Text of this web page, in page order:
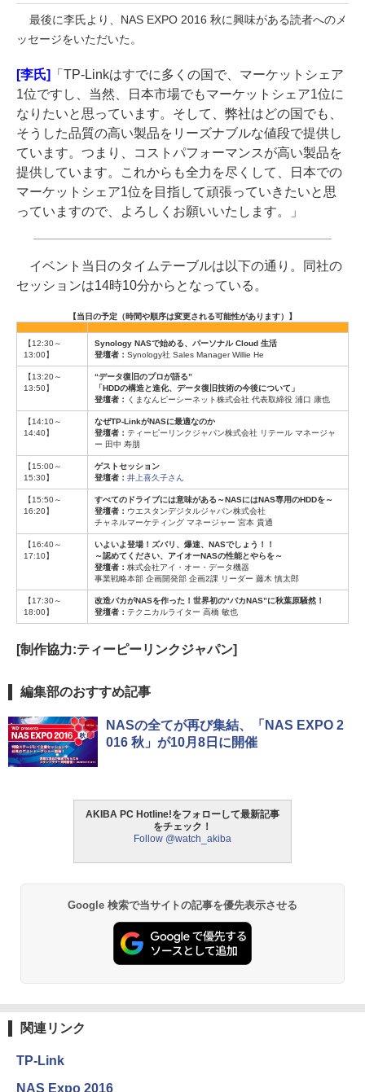
最後に李氏より、NAS EXPO 2016 秋に興味がある読者へのメ
ッセージをいただいた。
[李氏]
「TP-Linkはすでに多くの国で、マーケットシェア
1位ですし、当然、日本市場でもマーケットシェア1位に
なりたいと思っています。そして、弊社はどの国でも、
そうした品質の高い製品をリーズナブルな値段で提供し
ています。つまり、コストパフォーマンスが高い製品を
提供しています。これからも全力を尽くして、日本での
マーケットシェア1位を目指して頑張っていきたいと思
っていますので、よろしくお願いいたします。」
イベント当日のタイムテーブルは以下の通り。同社の
セッションは14時10分からとなっている。
【当日の予定（時間や順序は変更される可能性があります）】
【12:30～
13:00】
Synology NASで始める、パーソナル Cloud 生活
登壇者： Synology社 Sales Manager Willie He
【13:20～
13:50】
“データ復旧のプロが語る”
「HDDの構造と進化、データ復旧技術の今後について」
登壇者： くまなんピーシーネット株式会社 代表取締役 浦口 康也
【14:10～
14:40】
なぜTP-LinkがNASに最適なのか
登壇者： ティーピーリンクジャパン株式会社 リテール マネージャ
ー 田中 寿朋
【15:00～
15:30】
ゲストセッション
登壇者： 井上喜久子さん
【15:50～
16:20】
すべてのドライブには意味がある～NASにはNAS専用のHDDを～
登壇者： ウエスタンデジタルジャパン株式会社
チャネルマーケティング マネージャー 宮本 貴通
【16:40～
17:10】
いよいよ登場！ズバリ、爆速、NASでしょう！！
～認めてください、アイオーNASの性能とやらを～
登壇者： 株式会社アイ・オー・データ機器
事業戦略本部 企画開発部 企画2課 リーダー 藤木 慎太郎
【17:30～
18:00】
改造バカがNASを作った！世界初の“バカNAS”に秋葉原騒然！
登壇者： テクニカルライター 高橋 敏也
[制作協力:ティーピーリンクジャパン]
編集部のおすすめ記事
NASの全てが再び集結、「NAS EXPO 2
016 秋」が10月8日に開催
AKIBA PC Hotline!をフォローして最新記事
をチェック！
Follow @watch_akiba
Google 検索で当サイトの記事を優先表示させる
関連リンク
TP-Link
NAS Expo 2016